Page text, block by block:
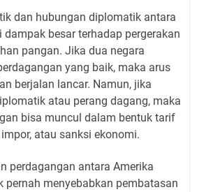
dan hubungan diplomatik antara
besar terhadap pergerakan
pangan. Jika dua negara
yang baik, maka arus
berjalan lancar. Namun, jika
atau perang dagang, maka
bisa muncul dalam bentuk tarif
atau sanksi ekonomi.
perdagangan antara Amerika
pernah menyebabkan pembatasan